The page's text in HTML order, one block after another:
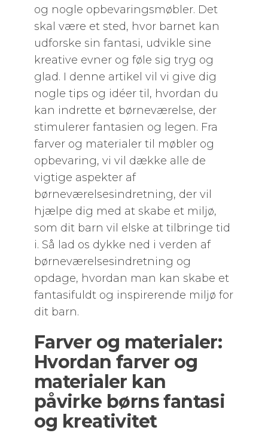
og nogle opbevaringsmøbler. Det
skal være et sted, hvor barnet kan
udforske sin fantasi, udvikle sine
kreative evner og føle sig tryg og
glad. I denne artikel vil vi give dig
nogle tips og idéer til, hvordan du
kan indrette et børneværelse, der
stimulerer fantasien og legen. Fra
farver og materialer til møbler og
opbevaring, vi vil dække alle de
vigtige aspekter af
børneværelsesindretning, der vil
hjælpe dig med at skabe et miljø,
som dit barn vil elske at tilbringe tid
i. Så lad os dykke ned i verden af
børneværelsesindretning og
opdage, hvordan man kan skabe et
fantasifuldt og inspirerende miljø for
dit barn.
Farver og materialer:
Hvordan farver og
materialer kan
påvirke børns fantasi
og kreativitet